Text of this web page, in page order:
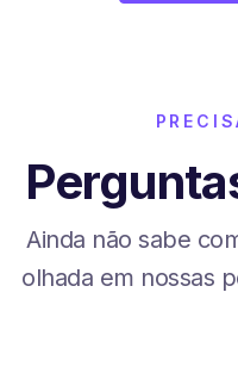
Ainda não sabe
olhada em nossas